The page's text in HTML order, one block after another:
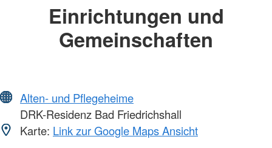
Einrichtungen und
Gemeinschaften
Alten- und Pflegeheime
DRK-Residenz Bad Friedrichshall
Karte: Link zur Google Maps Ansicht